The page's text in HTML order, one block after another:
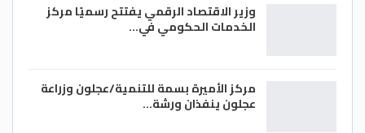
وزير الاقتصاد الرقمي يفتتح رسميًا مركز
الخدمات الحكومي في…
مركز الأميرة بسمة للتنمية/عجلون وزراعة
عجلون ينفذان ورشة…